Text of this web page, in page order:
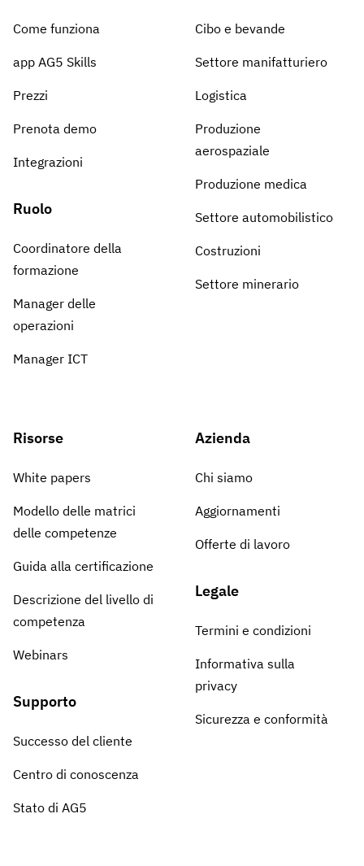
Come funziona
app AG5 Skills
Prezzi
Prenota demo
Integrazioni
Ruolo
Coordinatore della
formazione
Manager delle
operazioni
Manager ICT
Cibo e bevande
Settore manifatturiero
Logistica
Produzione
aerospaziale
Produzione medica
Settore automobilistico
Costruzioni
Settore minerario
Risorse
White papers
Modello delle matrici
delle competenze
Guida alla certificazione
Descrizione del livello di
competenza
Webinars
Supporto
Successo del cliente
Centro di conoscenza
Stato di AG5
Azienda
Chi siamo
Aggiornamenti
Offerte di lavoro
Legale
Termini e condizioni
Informativa sulla
privacy
Sicurezza e conformità